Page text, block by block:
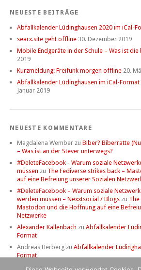
NEUESTE BEITRÄGE
Abfallkalender Lüdinghausen 2020 im iCal-
searx.site geht offline 30. Dezember 2019
Mobile Endgeräte in der Schule – Was ist die
2019
Kurzmeldung: Freifunk morgen offline 20.
Abfallkalender Lüdinghausen im iCal-
Januar 2019
NEUESTE KOMMENTARE
Magdalena Wember zu Biber? Biberratte
– Was ist an der Stever unterwegs?
#DeleteFacebook - Warum soziale
müssen zu The Fediverse strikes back –
auf eine Befreiung unserer Sozialen
#DeleteFacebook – Warum soziale
werden müssen – Nexxtsocial / Blogs zu The
Mastodon und die Hoffnung auf eine
Netzwerke
Alexander Kallenbach zu Abfallkalender
Format
Andreas Herberg zu Abfallkalender
Format